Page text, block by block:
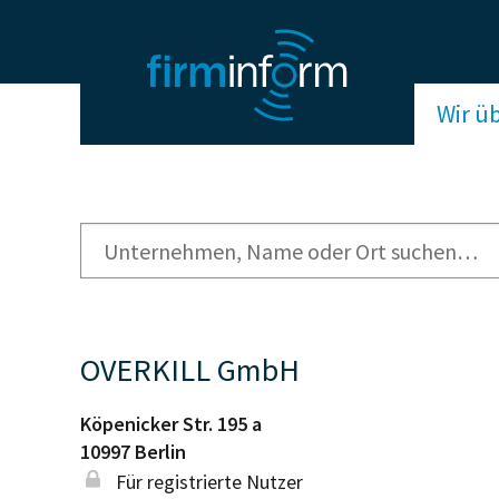
Wir
OVERKILL GmbH
Köpenicker Str. 195 a
10997 Berlin
Für registrierte Nutzer